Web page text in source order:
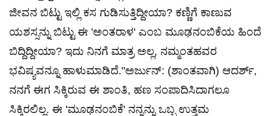
ಜೀವನ ಬಿಟ್ಟು ಇಲ್ಲಿ ಕಸ ಗುಡಿಸುತ್ತಿದ್ದೀಯಾ? ಕಣ್ಣಿಗೆ ಕಾಣುವ
ಯಶಸ್ಸನ್ನು ಬಿಟ್ಟು ಈ 'ಅಂತರಾಳ' ಎಂಬ ಮೂಢನಂಬಿಕೆಯ ಹಿಂದೆ
ಬಿದ್ದಿದ್ದೀಯಾ? ಇದು ನಿನಗೆ ಮಾತ್ರ ಅಲ್ಲ, ನಮ್ಮಂತಹವರ
ಭವಿಷ್ಯವನ್ನೂ ಹಾಳುಮಾಡಿದೆ."ಅರ್ಜುನ್: (ಶಾಂತವಾಗಿ) ಆದರ್ಶ್,
ನನಗೆ ಈಗ ಸಿಕ್ಕಿರುವ ಈ ಶಾಂತಿ, ಹಣ ಸಂಪಾದಿಸಿದಾಗಲೂ
ಸಿಕ್ಕಿರಲಿಲ್ಲ. ಈ 'ಮೂಢನಂಬಿಕೆ' ನನ್ನನ್ನು ಒಬ್ಬ ಉತ್ತಮ